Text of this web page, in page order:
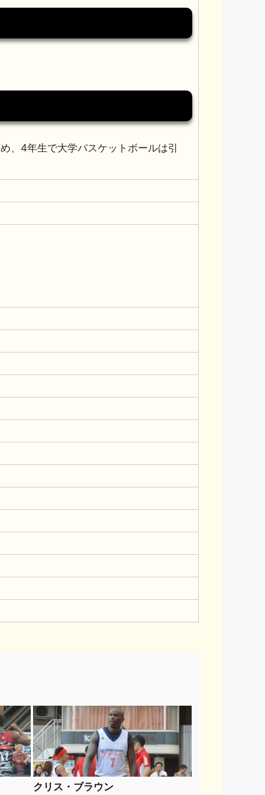
、4年生で大学バスケットボールは引
クリス・ブラウン